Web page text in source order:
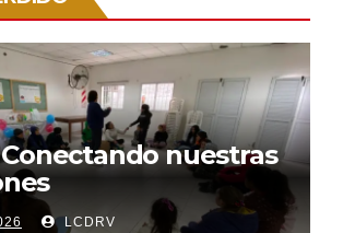
nuestras
LCDRV